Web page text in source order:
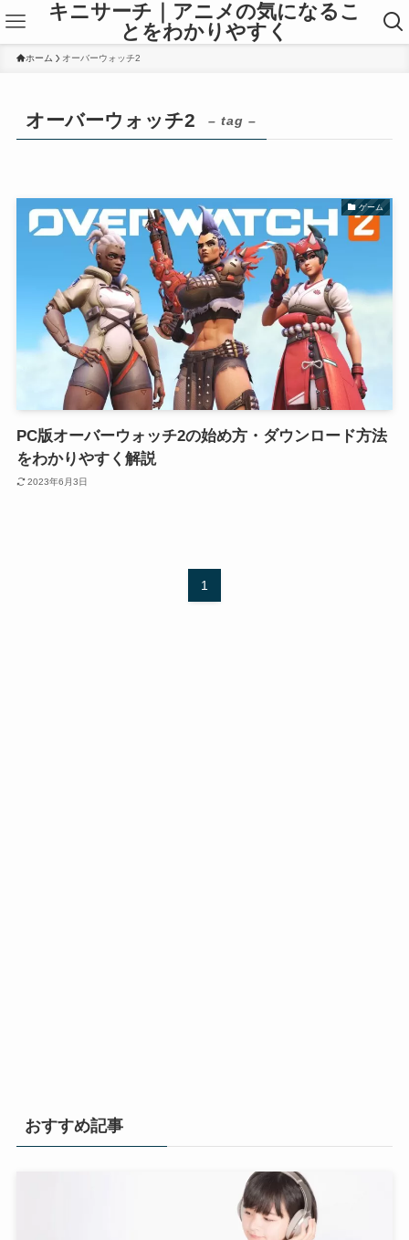
キニサーチ｜アニメの気になるこ
とをわかりやすく
ホーム オーバーウォッチ2
オーバーウォッチ2 – tag –
ゲーム
PC版オーバーウォッチ2の始め方・ダウンロード方法
をわかりやすく解説
2023年6月3日
1
おすすめ記事